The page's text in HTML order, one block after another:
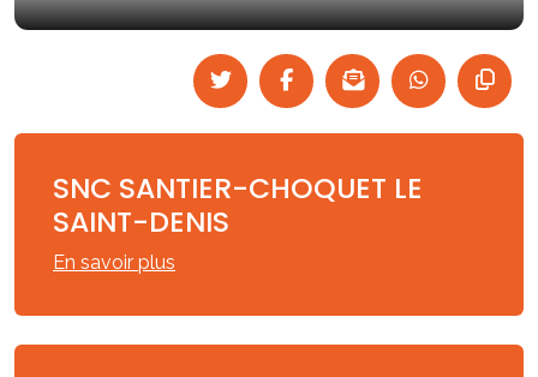
SNC SANTIER-CHOQUET LE
SAINT-DENIS
En savoir plus